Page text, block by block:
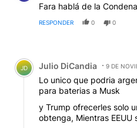
Fara hablá de la
RESPONDER 0 0
Comentario de Julio
JD Julio DiCandia 9 DE
Lo unico que podria
para baterias a Musk
y Trump ofrecerles solo
obtenga, Mientras EEUU